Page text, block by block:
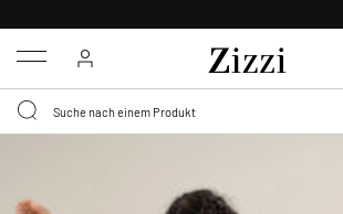
Menu